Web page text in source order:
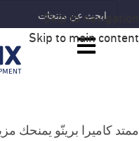
Skip to navigation
Skip to main content
ممتد كاميرا برينّو يمنحك